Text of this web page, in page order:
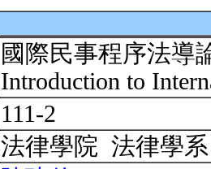
國際民事程序法導
Introduction to
111-2
法律學院 法律學